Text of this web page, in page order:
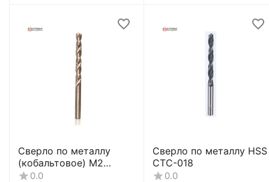
Сверло по металлу
(кобальтовое) М2
СТС-033
0.0
Сверло по металлу HSS
СТС-018
0.0